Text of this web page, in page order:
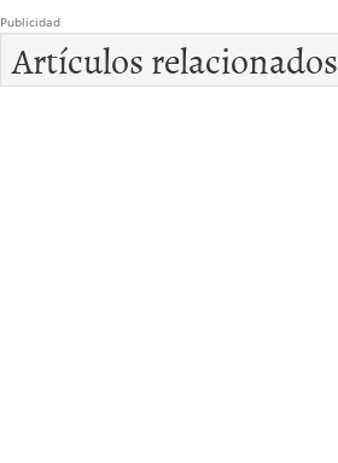
Publicidad
Artículos relacionados